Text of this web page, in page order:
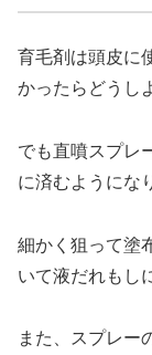
育毛剤は頭皮に
かったらどうし
でも直噴スプレ
に済むようにな
細かく狙って塗
いて液だれもし
また、スプレー